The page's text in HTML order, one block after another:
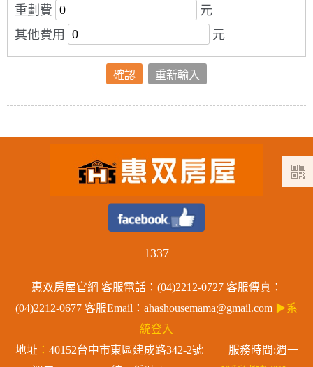
重劃費
元
其他費用
元
1337
惠双房屋官網 客服電話：(04)2212-0727 客服傳真：
(04)2212-0677 客服Email：ahashousemama@gmail.com ▶系
統登入
地址 ： 40152台中市東區建成路342-2號 服務時間:週一